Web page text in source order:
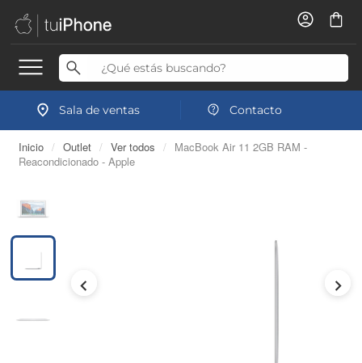
Sala de ventas Contacto
Inicio / Outlet / Ver todos / MacBook Air 11 2GB RAM -
Reacondicionado - Apple